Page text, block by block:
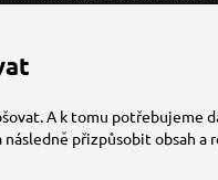
A k tomu potřebujeme
přizpůsobit obsah a